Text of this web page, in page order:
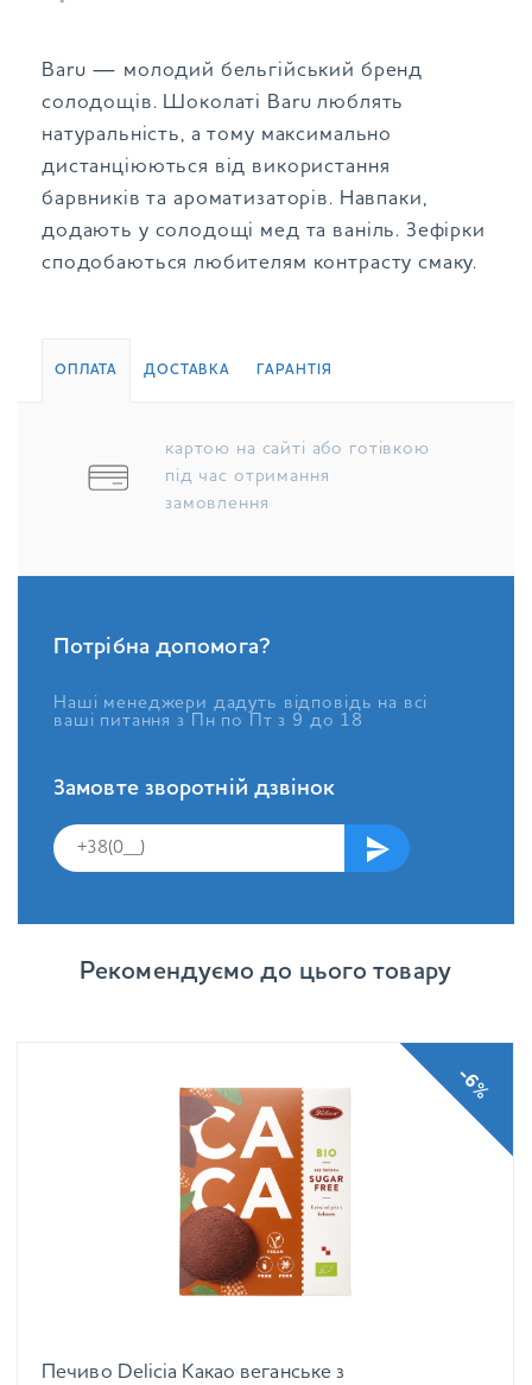
Baru — молодий бельгійський бренд
солодощів. Шоколаті Baru люблять
натуральність, а тому максимально
дистанціюються від використання
барвників та ароматизаторів. Навпаки,
додають у солодощі мед та ваніль. Зефірки
сподобаються любителям контрасту смаку.
ОПЛАТА ДОСТАВКА ГАРАНТІЯ
картою на сайті або готівкою
під час отримання
замовлення
Потрібна допомога?
Наші менеджери дадуть відповідь на всі
ваші питання з Пн по Пт з 9 до 18
Замовте зворотній дзвінок
Рекомендуємо до цього товару
Печиво Delicia Какао веганське з
-6%